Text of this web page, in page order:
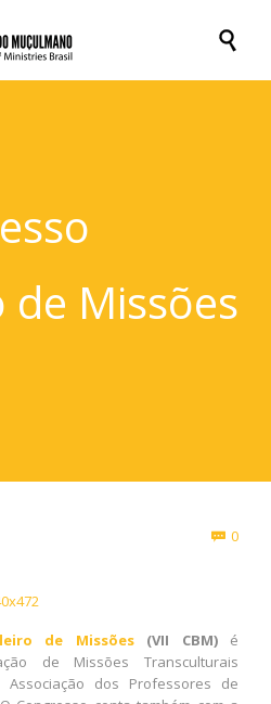

de Missões
 0
de Missões (VII CBM)é
de Missões Transculturais
Associação dos Professores de